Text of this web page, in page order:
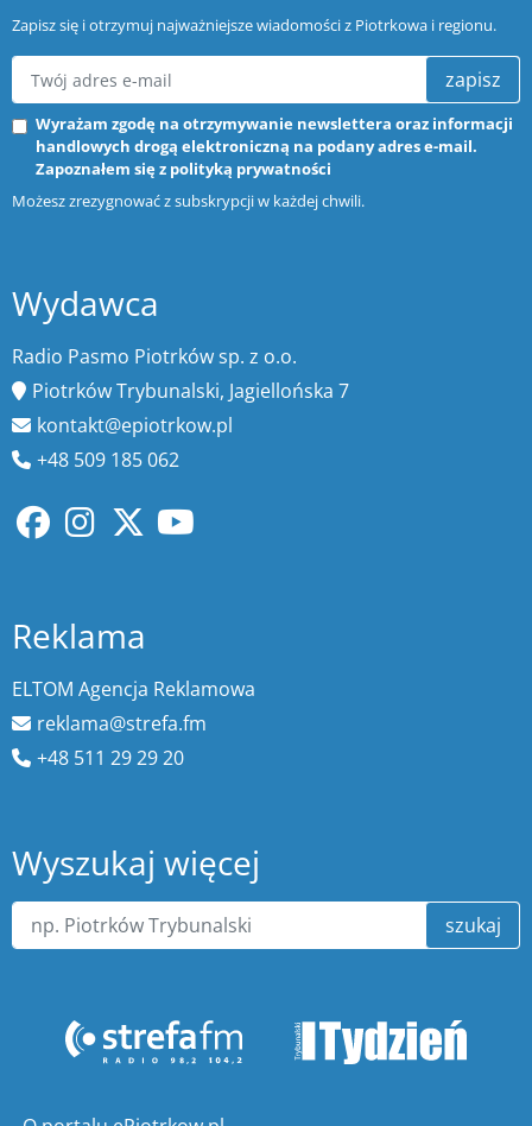
Zapisz się i otrzymuj najważniejsze wiadomości z Piotrkowa i regionu.
zapisz
Wyrażam zgodę na otrzymywanie newslettera oraz informacji
handlowych drogą elektroniczną na podany adres e-mail.
Zapoznałem się z polityką prywatności
Możesz zrezygnować z subskrypcji w każdej chwili.
Wydawca
Radio Pasmo Piotrków sp. z o.o.
Piotrków Trybunalski, Jagiellońska 7
kontakt@epiotrkow.pl
+48 509 185 062
Reklama
ELTOM Agencja Reklamowa
reklama@strefa.fm
+48 511 29 29 20
Wyszukaj więcej
szukaj